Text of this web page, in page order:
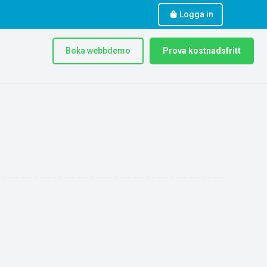
Logga in
Boka webbdemo Prova kostnadsfritt